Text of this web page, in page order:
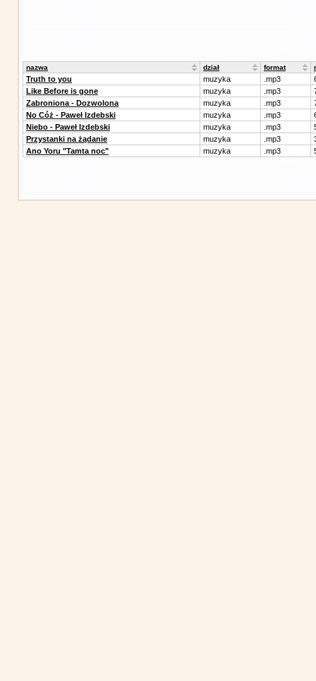
nazwa dział format
Truth to you muzyka .mp3
Like Before is gone
muzyka .mp3
Zabroniona - Dozwolona
muzyka .mp3
No Cóż - Paweł Izdebski
muzyka .mp3
Niebo - Paweł Izdebski
muzyka .mp3
Przystanki na żądanie
muzyka .mp3
Ano Yoru "Tamta noc"
muzyka .mp3